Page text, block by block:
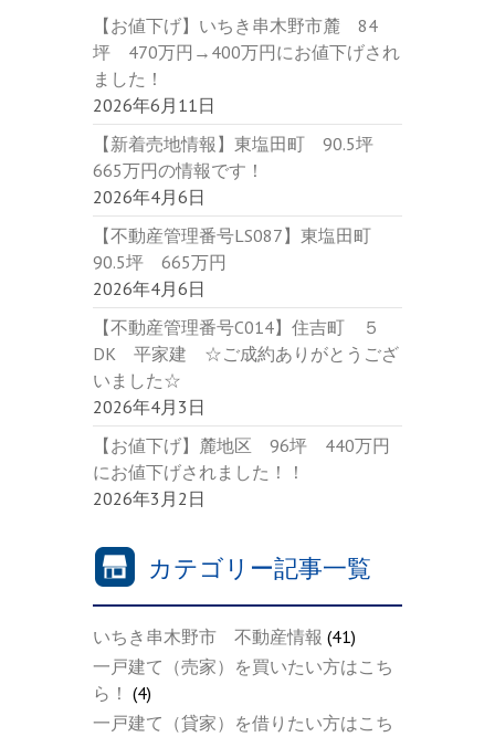
【お値下げ】いちき串木野市麓 84
坪 470万円→400万円にお値下げされ
ました！
2026年6月11日
【新着売地情報】東塩田町 90.5坪
665万円の情報です！
2026年4月6日
【不動産管理番号LS087】東塩田町
90.5坪 665万円
2026年4月6日
【不動産管理番号C014】住吉町 ５
DK 平家建 ☆ご成約ありがとうござ
いました☆
2026年4月3日
【お値下げ】麓地区 96坪 440万円
にお値下げされました！！
2026年3月2日
カテゴリー記事一覧
いちき串木野市 不動産情報 (41)
一戸建て（売家）を買いたい方はこち
ら！ (4)
一戸建て（貸家）を借りたい方はこち